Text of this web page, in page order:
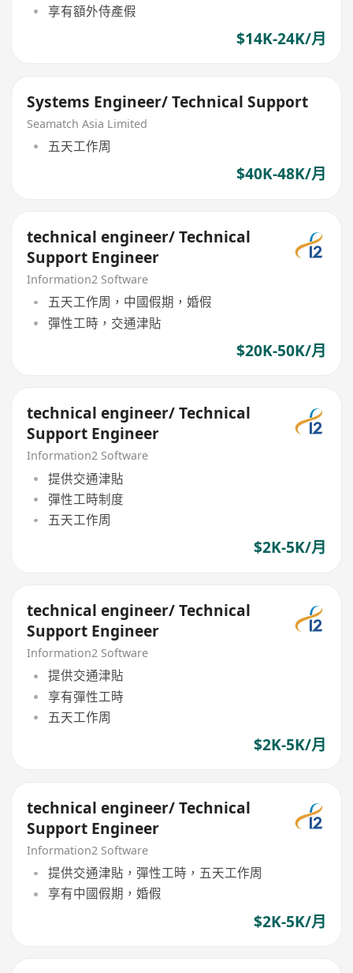
享有額外侍產假
$14K-24K/月
Systems Engineer/ Technical Support
Seamatch Asia Limited
五天工作周
$40K-48K/月
technical engineer/ Technical
Support Engineer
Information2 Software
五天工作周，中國假期，婚假
彈性工時，交通津貼
$20K-50K/月
technical engineer/ Technical
Support Engineer
Information2 Software
提供交通津貼
彈性工時制度
五天工作周
$2K-5K/月
technical engineer/ Technical
Support Engineer
Information2 Software
提供交通津貼
享有彈性工時
五天工作周
$2K-5K/月
technical engineer/ Technical
Support Engineer
Information2 Software
提供交通津貼，彈性工時，五天工作周
享有中國假期，婚假
$2K-5K/月